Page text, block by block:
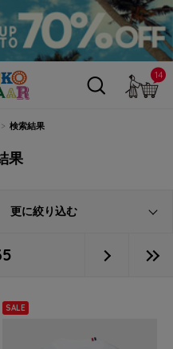
14カ
検索結果
果
更に絞り込む
SALE